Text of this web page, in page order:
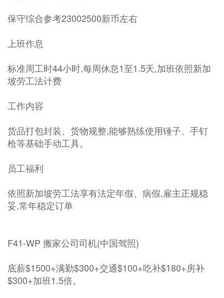
保守综合参考23002500新币左右
上班作息
标准周工时44小时,每周休息1至1.5天,加班依照新加
坡劳工法计费
工作内容
货品打包封装、货物规整,能够熟练使用锤子、手钉
枪等基础手动工具。
员工福利
依照新加坡劳工法享有法定年假、病假,雇主正规稳
妥,常年稳定订单
F41-WP 搬家公司司机(中国驾照)
底薪$1500+满勤$300+交通$100+吃补$180+房补
$300+加班1.5倍。